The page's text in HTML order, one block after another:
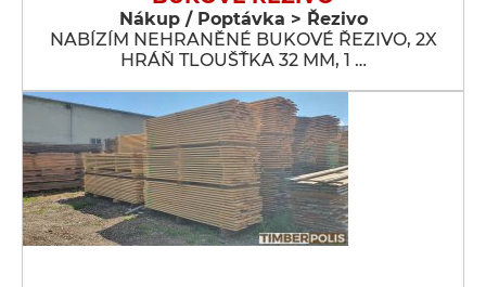
Nákup / Poptávka > Řezivo
NABÍZÍM NEHRANĚNÉ BUKOVÉ ŘEZIVO, 2X
HRÁŇ TLOUŠŤKA 32 MM, 1 …